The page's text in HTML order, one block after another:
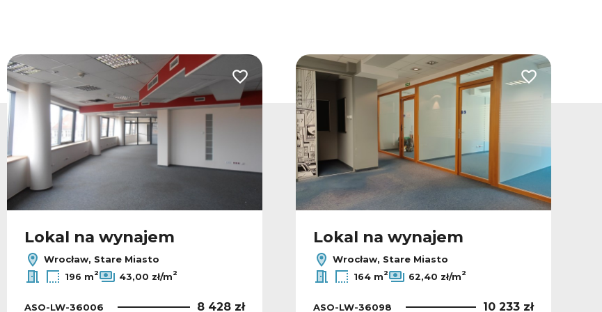
Dodaj do ulubionych
Lokal na wynajem
Wrocław, Stare Miasto
196 m2 43,00 zł/m2
ASO-LW-36006 8 428 zł
Dodaj do
Lokal na wynajem
Wrocław, Stare Miasto
164 m2 62,40 zł/m2
ASO-LW-36098 10 233 zł